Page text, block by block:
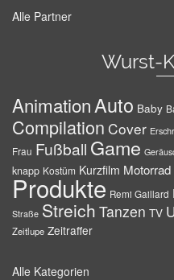
Alle Partner
Wurst-
AnimationAuto Baby
Compilation Cover
Frau Fußball Game
knapp Kostüm Kurzfilm Motorrad
Produkte Remi Gaillard
Straße Streich Tanzen TV
Zeitlupe Zeitraffer
Alle Kategorien